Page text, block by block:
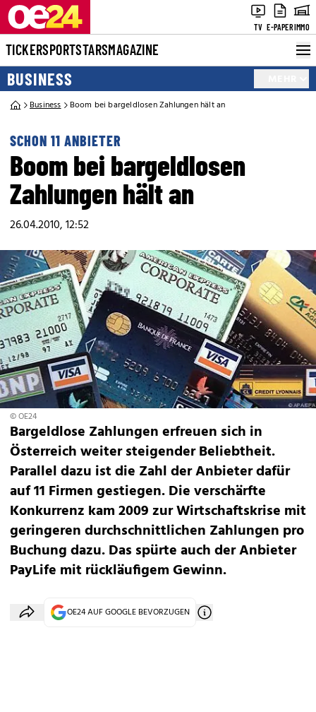
TV E-PAPERIMMO
TICKERSPORTSTARSMAGAZINE
BUSINESS
Business Boom bei bargeldlosen Zahlungen hält an
SCHON 11 ANBIETER
Boom bei bargeldlosen
Zahlungen hält an
26.04.2010, 12:52
© OE24
Bargeldlose Zahlungen erfreuen sich in
Österreich weiter steigender Beliebtheit.
Parallel dazu ist die Zahl der Anbieter dafür
auf 11 Firmen gestiegen. Die verschärfte
Konkurrenz kam 2009 zur Wirtschaftskrise mit
geringeren durchschnittlichen Zahlungen pro
Buchung dazu. Das spürte auch der Anbieter
PayLife mit rückläufigem Gewinn.
OE24 AUF GOOGLE BEVORZUGEN